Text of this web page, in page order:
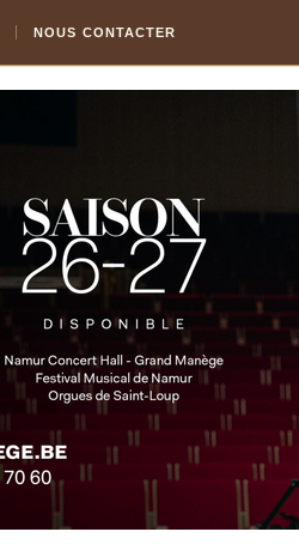
NOUS CONTACTER